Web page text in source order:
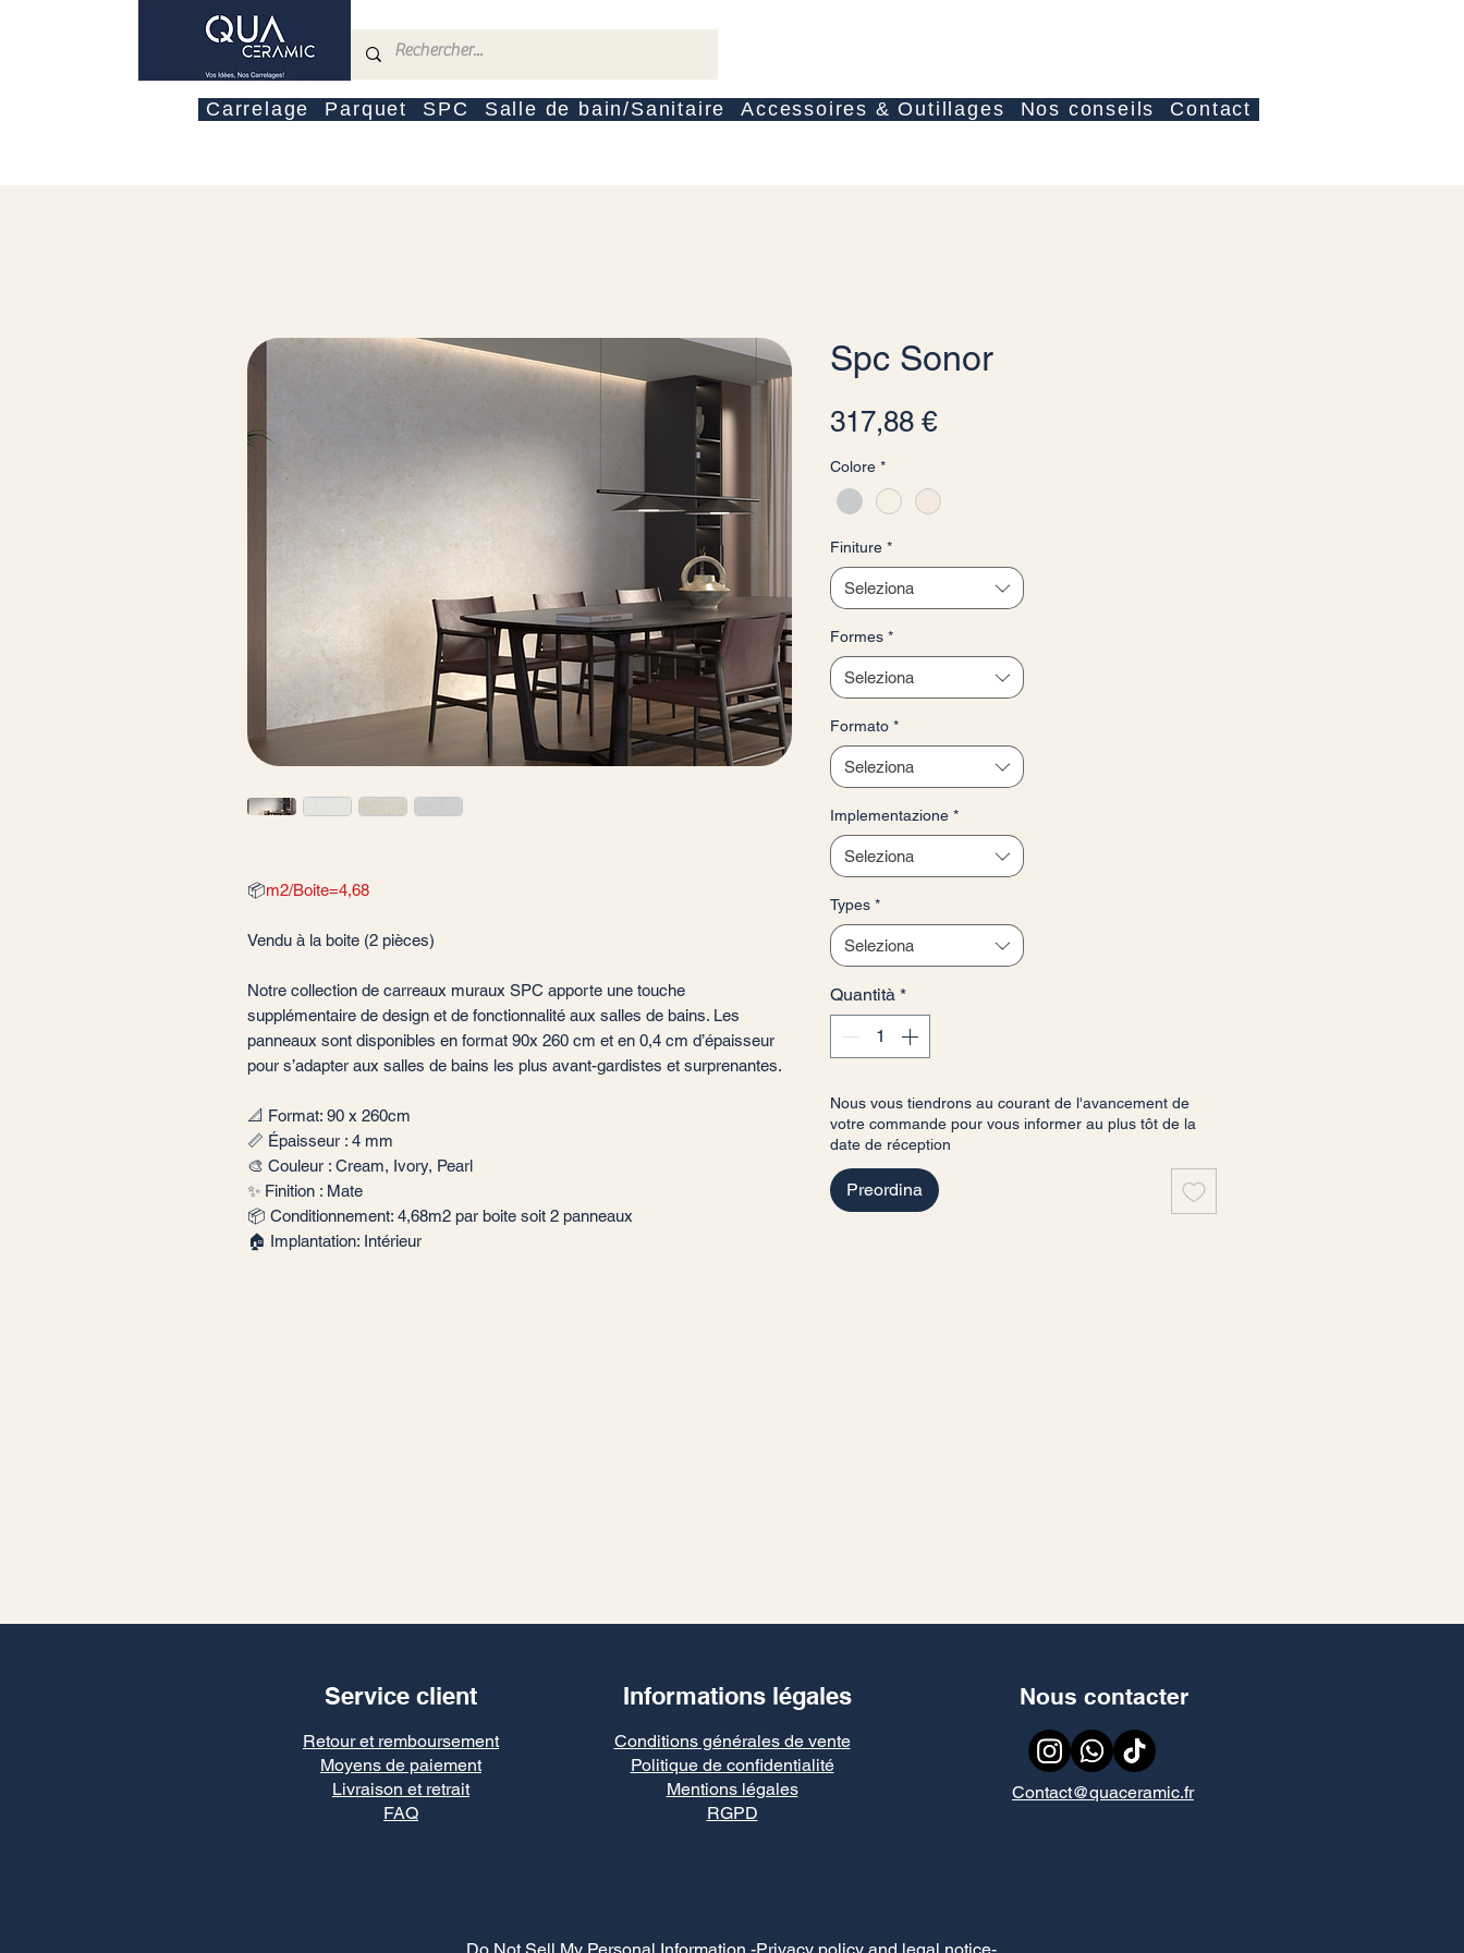
Carrelage Parquet SPC Salle de bain/Sanitaire Accessoires & Outillages Nos conseils Contact
📦m2/Boite=4,68
Vendu à la boite (2 pièces)
Notre collection de carreaux muraux SPC apporte une touche
supplémentaire de design et de fonctionnalité aux salles de bains. Les
panneaux sont disponibles en format 90x 260 cm et en 0,4 cm d’épaisseur
pour s’adapter aux salles de bains les plus avant-gardistes et surprenantes.
📐 Format: 90 x 260cm
📏 Épaisseur : 4 mm
🎨 Couleur : Cream, Ivory, Pearl
✨ Finition : Mate
📦 Conditionnement: 4,68m2 par boite soit 2 panneaux
🏠 Implantation: Intérieur
Spc Sonor
317,88 €Prezzo
Colore *
Finiture *
Seleziona
Formes *
Seleziona
Formato *
Seleziona
Implementazione *
Seleziona
Types *
Seleziona
Quantità *
Nous vous tiendrons au courant de l'avancement de
votre commande pour vous informer au plus tôt de la
date de réception
Preordina
Service client Informations légales
Retour et remboursement
Moyens de paiement
Livraison et retrait
FAQ
Conditions générales de vente
Politique de confidentialité
Mentions légales
RGPD
Nous contacter
Contact@quaceramic.fr